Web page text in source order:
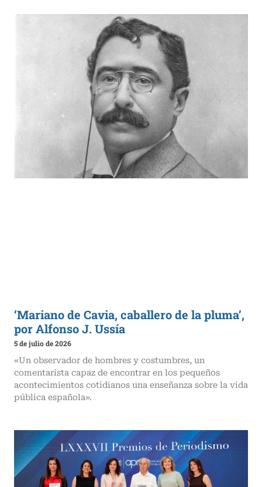
‘Mariano de Cavia, caballero de la pluma’,
por Alfonso J. Ussía
5 de julio de 2026
«Un observador de hombres y costumbres, un
comentarista capaz de encontrar en los pequeños
acontecimientos cotidianos una enseñanza sobre la vida
pública española».